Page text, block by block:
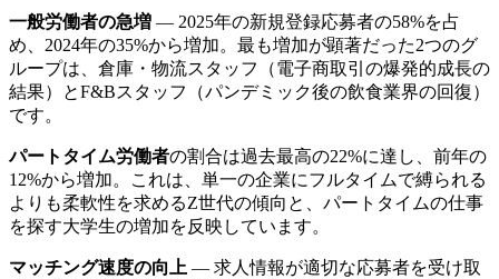
一般労働者の急増 — 2025年の新規登録応募者の58%を占
め、2024年の35%から増加。最も増加が顕著だった2つのグ
ループは、倉庫・物流スタッフ（電子商取引の爆発的成長の
結果）とF&Bスタッフ（パンデミック後の飲食業界の回復）
です。
パートタイム労働者の割合は過去最高の22%に達し、前年の
12%から増加。これは、単一の企業にフルタイムで縛られる
よりも柔軟性を求めるZ世代の傾向と、パートタイムの仕事
を探す大学生の増加を反映しています。
マッチング速度の向上 — 求人情報が適切な応募者を受け取